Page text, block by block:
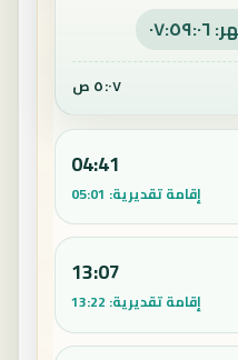
٥:٠٧ ص
04:41
إقامة تقديرية: 05:01
13:07
إقامة تقديرية: 13:22